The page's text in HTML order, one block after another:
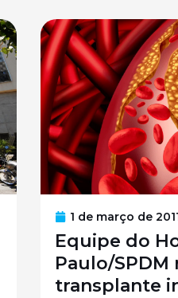
1 de março de
Equipe do
Paulo/SPDM
transplante